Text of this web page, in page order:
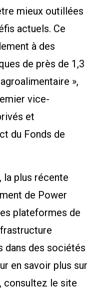
mieux outillées
actuels. Ce
à des
de près de 1,3
»,
vice-
et
du Fonds de
la plus récente
de Power
plateformes de
dans des sociétés
en savoir plus sur
consultez le site